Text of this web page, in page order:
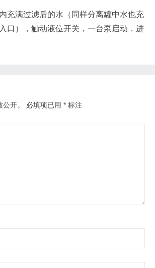
充满过滤后的水（同样分离罐中水也充
口），触动液位开关，一台泵启动，进
开。 必填项已用 * 标注